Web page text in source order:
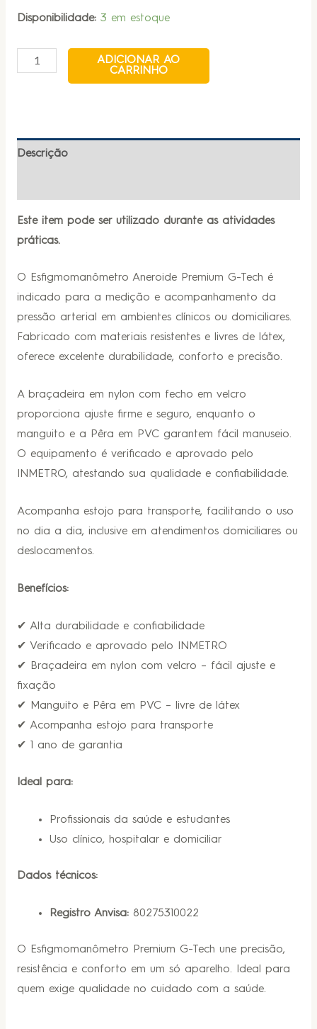
Disponibilidade: 3 em estoque
ADICIONAR AO
CARRINHO
Descrição
Este item pode ser utilizado durante as atividades
práticas.
O Esfigmomanômetro Aneroide Premium G-Tech é
indicado para a medição e acompanhamento da
pressão arterial em ambientes clínicos ou domiciliares.
Fabricado com materiais resistentes e livres de látex,
oferece excelente durabilidade, conforto e precisão.
A braçadeira em nylon com fecho em velcro
proporciona ajuste firme e seguro, enquanto o
manguito e a Pêra em PVC garantem fácil manuseio.
O equipamento é verificado e aprovado pelo
INMETRO, atestando sua qualidade e confiabilidade.
Acompanha estojo para transporte, facilitando o uso
no dia a dia, inclusive em atendimentos domiciliares ou
deslocamentos.
Benefícios:
✔ Alta durabilidade e confiabilidade
✔ Verificado e aprovado pelo INMETRO
✔ Braçadeira em nylon com velcro – fácil ajuste e
fixação
✔ Manguito e Pêra em PVC – livre de látex
✔ Acompanha estojo para transporte
✔ 1 ano de garantia
Ideal para:
Profissionais da saúde e estudantes
Uso clínico, hospitalar e domiciliar
Dados técnicos:
Registro Anvisa: 80275310022
O Esfigmomanômetro Premium G-Tech une precisão,
resistência e conforto em um só aparelho. Ideal para
quem exige qualidade no cuidado com a saúde.